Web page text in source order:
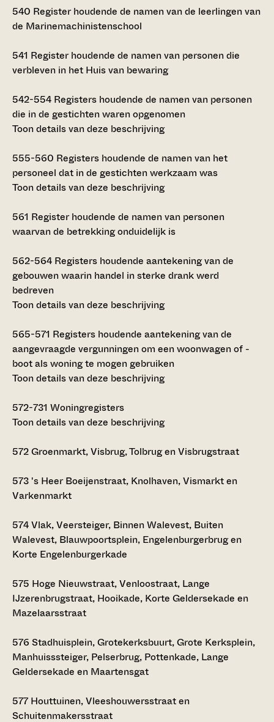
540 Register houdende de namen van de leerlingen van
de Marinemachinistenschool
541 Register houdende de namen van personen die
verbleven in het Huis van bewaring
542-554 Registers houdende de namen van personen
die in de gestichten waren opgenomen
Toon details van deze beschrijving
555-560 Registers houdende de namen van het
personeel dat in de gestichten werkzaam was
Toon details van deze beschrijving
561 Register houdende de namen van personen
waarvan de betrekking onduidelijk is
562-564 Registers houdende aantekening van de
gebouwen waarin handel in sterke drank werd
bedreven
Toon details van deze beschrijving
565-571 Registers houdende aantekening van de
aangevraagde vergunningen om een woonwagen of -
boot als woning te mogen gebruiken
Toon details van deze beschrijving
572-731 Woningregisters
Toon details van deze beschrijving
572Groenmarkt, Visbrug, Tolbrug en Visbrugstraat
573 's Heer Boeijenstraat, Knolhaven, Vismarkt en
Varkenmarkt
574Vlak, Veersteiger, Binnen Walevest, Buiten
Walevest, Blauwpoortsplein, Engelenburgerbrug en
Korte Engelenburgerkade
575 Hoge Nieuwstraat, Venloostraat, Lange
IJzerenbrugstraat, Hooikade, Korte Geldersekade en
Mazelaarsstraat
576 Stadhuisplein, Grotekerksbuurt, Grote Kerksplein,
Manhuisssteiger, Pelserbrug, Pottenkade, Lange
Geldersekade en Maartensgat
577 Houttuinen, Vleeshouwersstraat en
Schuitenmakersstraat